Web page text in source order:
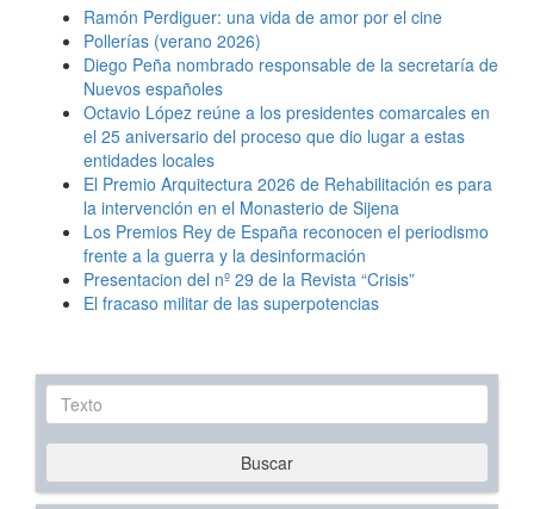
Ramón Perdiguer: una vida de amor por el cine
Pollerías (verano 2026)
Diego Peña nombrado responsable de la secretaría de
Nuevos españoles
Octavio López reúne a los presidentes comarcales en
el 25 aniversario del proceso que dio lugar a estas
entidades locales
El Premio Arquitectura 2026 de Rehabilitación es para
la intervención en el Monasterio de Sijena
Los Premios Rey de España reconocen el periodismo
frente a la guerra y la desinformación
Presentacion del nº 29 de la Revista “Crisis”
El fracaso militar de las superpotencias
Texto
Buscar